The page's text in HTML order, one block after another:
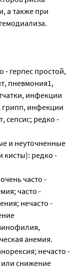
а также при
герпес простой,
пневмония1,
инфекции
грипп, инфекции
сепсис; редко -
и неуточненные
кисты): редко -
часто -
часто -
нечасто -
анемия.
нечасто -
снижение